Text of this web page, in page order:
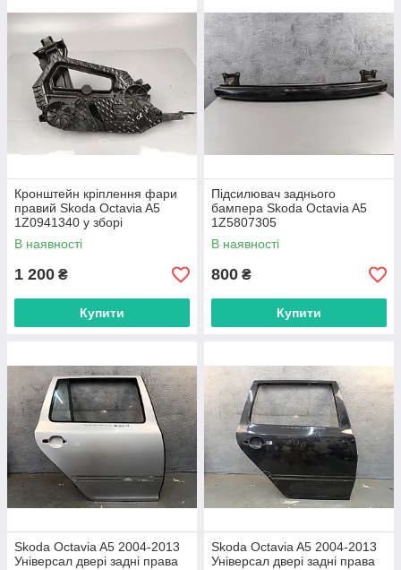
Кронштейн кріплення фари
правий Skoda Octavia A5
1Z0941340 у зборі
В наявності
1 200 ₴
Купити
Підсилювач заднього
бампера Skoda Octavia A5
1Z5807305
В наявності
800 ₴
Купити
Skoda Octavia A5 2004-2013
Універсал двері задні права
Skoda Octavia A5 2004-2013
Універсал двері задні права